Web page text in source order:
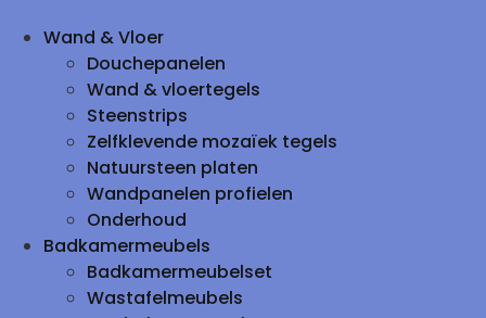
Wand & Vloer
Douchepanelen
Wand & vloertegels
Steenstrips
Zelfklevende mozaïek tegels
Natuursteen platen
Wandpanelen profielen
Onderhoud
Badkamermeubels
Badkamermeubelset
Wastafelmeubels